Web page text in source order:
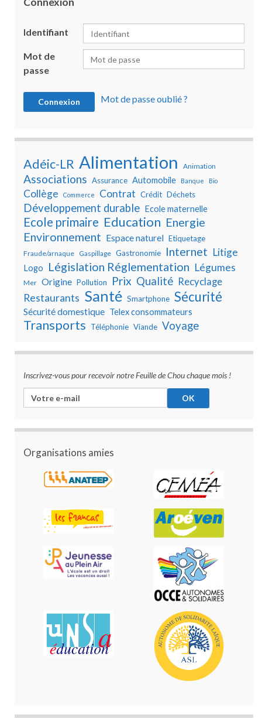
Identifiant
Mot de
passe
Mot de passe oublié ?
Adéic-LR Alimentation Animation
Associations Assurance Automobile Banque Bio
Collège Commerce Contrat Crédit Déchets
Développement durable Ecole maternelle
Ecole primaire Education Energie
Environnement Espace naturel Etiquetage
Fraude/arnaque Gaspillage Gastronomie Internet Litige
Logo Législation Réglementation Légumes
Mer Origine Pollution Prix Qualité Recyclage
Restaurants Santé Smartphone Sécurité
Sécurité domestique Telex consommateurs
Transports Téléphonie Viande Voyage
Inscrivez-vous pour recevoir notre Feuille de Chou chaque mois !
Organisations amies